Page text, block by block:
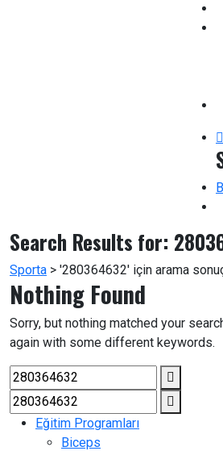
Search Results for:
Sporta > '280364632' için arama
Nothing Found
Sorry, but nothing matched your
again with some different keywords.
Eğitim Programları
Biceps